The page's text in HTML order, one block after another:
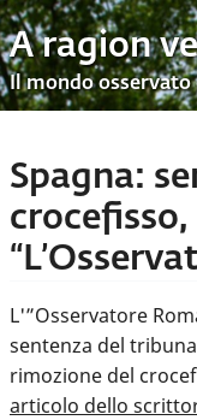
A ragion
Il mondo osservato
Spagna:
crocefisso,
L'”Osservatore
sentenza del
rimozione del
articolo dello